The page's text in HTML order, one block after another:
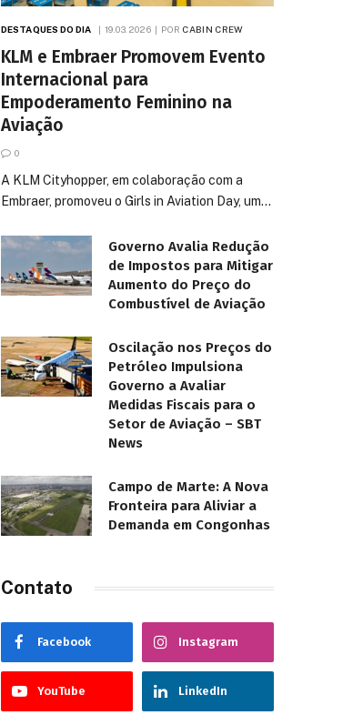
DESTAQUES DO DIA 19.03.2026 POR CABIN CREW
KLM e Embraer Promovem Evento
Internacional para
Empoderamento Feminino na
Aviação
0
A KLM Cityhopper, em colaboração com a
Embraer, promoveu o Girls in Aviation Day, um…
Governo Avalia Redução
de Impostos para Mitigar
Aumento do Preço do
Combustível de Aviação
Oscilação nos Preços do
Petróleo Impulsiona
Governo a Avaliar
Medidas Fiscais para o
Setor de Aviação – SBT
News
Campo de Marte: A Nova
Fronteira para Aliviar a
Demanda em Congonhas
Contato
Facebook Instagram
YouTube LinkedIn